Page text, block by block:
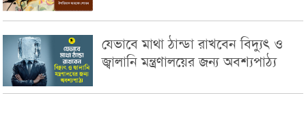
যেভাবে মাথা ঠান্ডা রাখবেন বিদ্যুৎ ও
জ্বালানি মন্ত্রণালয়ের জন্য অবশ্যপাঠ্য